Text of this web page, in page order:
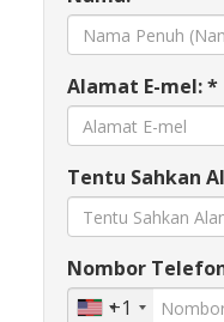
Alamat E-mel: *
Tentu Sahkan
Nombor
+1